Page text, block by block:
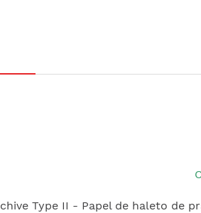
Type II - Papel de haleto de